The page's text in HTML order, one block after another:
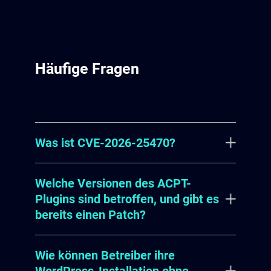
Häufige Fragen
Was ist CVE-2026-25470?
CVE-2026-25470 ist eine kritische
Schwachstelle (CVSS 10.0) im
WordPress-Plugin „ACPT (Pro) –
Custom Post Types“, die unter CWE-
94 (Code Injection) klassifiziert ist.
Welche Versionen des ACPT-
Plugins sind betroffen, und gibt es
bereits einen Patch?
Alle Versionen des Plugins bis
Wie können Betreiber ihre